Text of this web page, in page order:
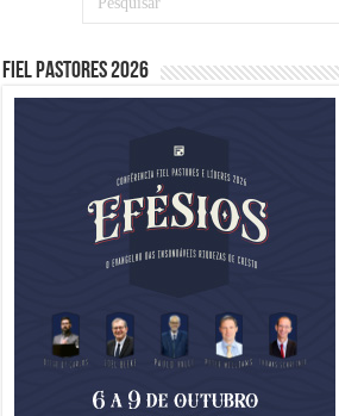
Fiel Pastores 2026